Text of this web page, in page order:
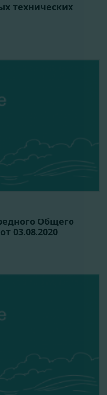
технических
Общего
03.08.2020